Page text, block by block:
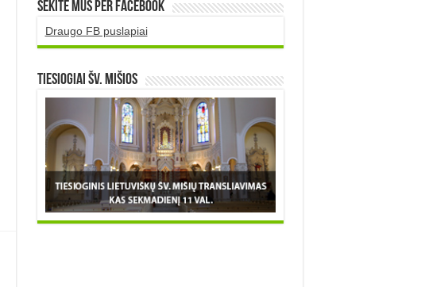
Sekite mus per Facebook
Draugo FB puslapiai
TIESIOGIAI šv. MIŠIOS